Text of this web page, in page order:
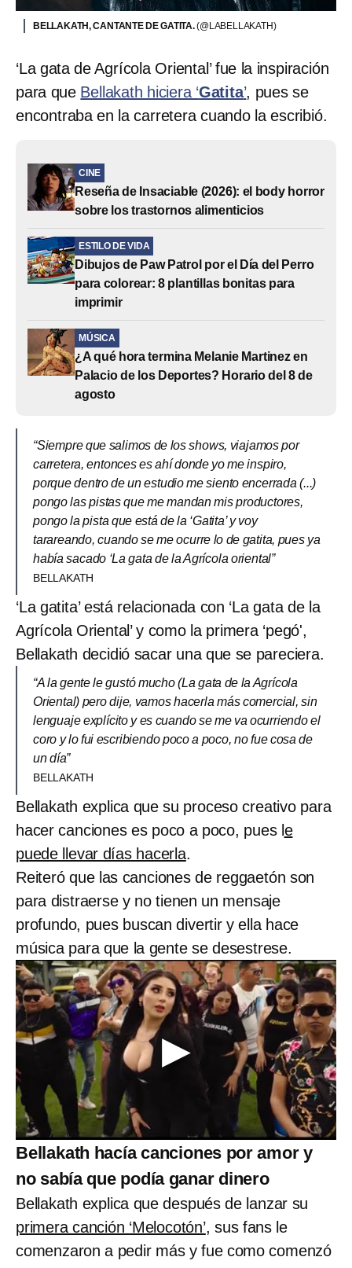
BELLAKATH, CANTANTE DE GATITA.(@LABELLAKATH)
‘La gata de Agrícola Oriental’ fue la inspiración
para que Bellakath hiciera ‘Gatita’, pues se
encontraba en la carretera cuando la escribió.
CINE
Reseña de Insaciable (2026): el body horror
sobre los trastornos alimenticios
ESTILO DE VIDA
Dibujos de Paw Patrol por el Día del Perro
para colorear: 8 plantillas bonitas para
imprimir
MÚSICA
¿A qué hora termina Melanie Martinez en
Palacio de los Deportes? Horario del 8 de
agosto
“Siempre que salimos de los shows, viajamos por
carretera, entonces es ahí donde yo me inspiro,
porque dentro de un estudio me siento encerrada (...)
pongo las pistas que me mandan mis productores,
pongo la pista que está de la ‘Gatita’ y voy
tarareando, cuando se me ocurre lo de gatita, pues ya
había sacado ‘La gata de la Agrícola oriental”
BELLAKATH
‘La gatita’ está relacionada con ‘La gata de la
Agrícola Oriental’ y como la primera ‘pegó',
Bellakath decidió sacar una que se pareciera.
“A la gente le gustó mucho (La gata de la Agrícola
Oriental) pero dije, vamos hacerla más comercial, sin
lenguaje explícito y es cuando se me va ocurriendo el
coro y lo fui escribiendo poco a poco, no fue cosa de
un día”
BELLAKATH
Bellakath explica que su proceso creativo para
hacer canciones es poco a poco, pues l e
puede llevar días hacerla.
Reiteró que las canciones de reggaetón son
para distraerse y no tienen un mensaje
profundo, pues buscan divertir y ella hace
música para que la gente se desestrese.
Bellakath hacía canciones por amor y
no sabía que podía ganar dinero
Bellakath explica que después de lanzar su
primera canción ‘Melocotón’, sus fans le
comenzaron a pedir más y fue como comenzó